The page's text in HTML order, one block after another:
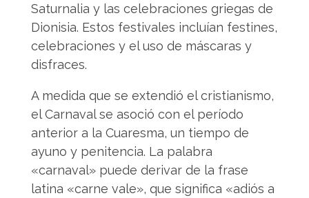
Saturnalia y las celebraciones griegas de
Dionisia. Estos festivales incluían festines,
celebraciones y el uso de máscaras y
disfraces.
A medida que se extendió el cristianismo,
el Carnaval se asoció con el período
anterior a la Cuaresma, un tiempo de
ayuno y penitencia. La palabra
«carnaval» puede derivar de la frase
latina «carne vale», que significa «adiós a